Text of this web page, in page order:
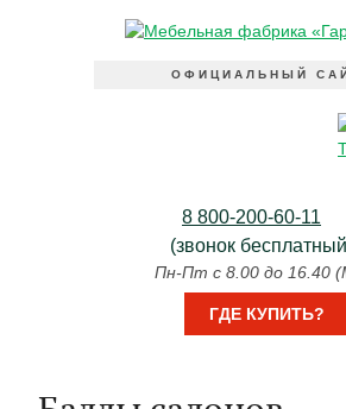
ОФИЦИАЛЬНЫЙ
8 800-200-60-11
(звонок
Пн-Пт с 8.00 до 16.40
ГДЕ КУПИТЬ?